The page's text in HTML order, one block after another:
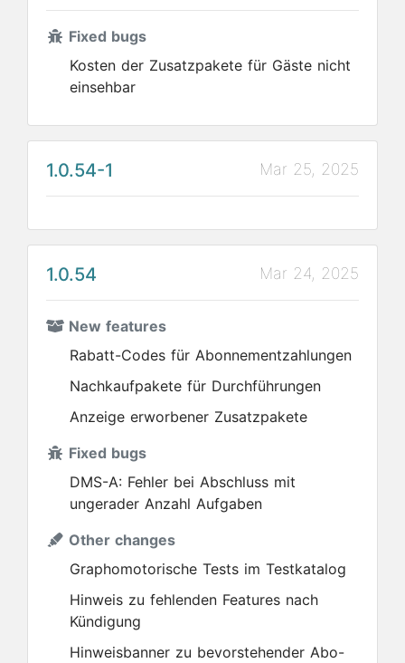
Fixed bugs
Kosten der Zusatzpakete für Gäste nicht
einsehbar
1.0.54-1 Mar 25, 2025
1.0.54 Mar 24, 2025
New features
Rabatt-Codes für Abonnementzahlungen
Nachkaufpakete für Durchführungen
Anzeige erworbener Zusatzpakete
Fixed bugs
DMS-A: Fehler bei Abschluss mit
ungerader Anzahl Aufgaben
Other changes
Graphomotorische Tests im Testkatalog
Hinweis zu fehlenden Features nach
Kündigung
Hinweisbanner zu bevorstehender Abo-